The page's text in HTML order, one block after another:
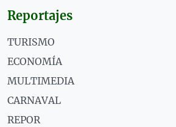
Reportajes
TURISMO
ECONOMÍA
MULTIMEDIA
CARNAVAL
REPOR